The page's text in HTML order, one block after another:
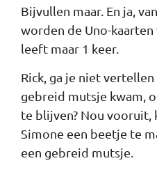
Bijvullen maar. En ja,
worden de Uno-kaarten
leeft maar 1 keer.
Rick, ga je niet
gebreid mutsje kwam,
te blijven? Nou vooruit,
Simone een beetje te
een gebreid mutsje.